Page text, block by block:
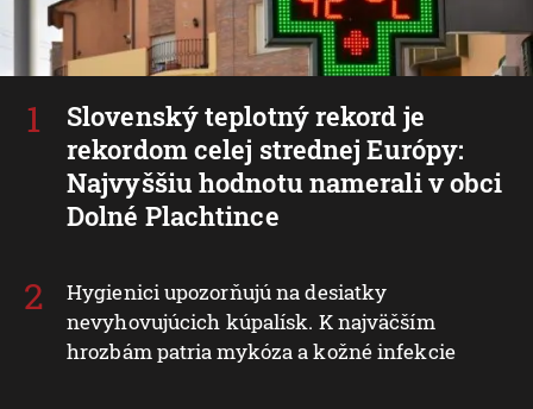
Slovenský teplotný rekord je
rekordom celej strednej Európy:
Najvyššiu hodnotu namerali v obci
Dolné Plachtince
Hygienici upozorňujú na desiatky
nevyhovujúcich kúpalísk. K najväčším
hrozbám patria mykóza a kožné infekcie